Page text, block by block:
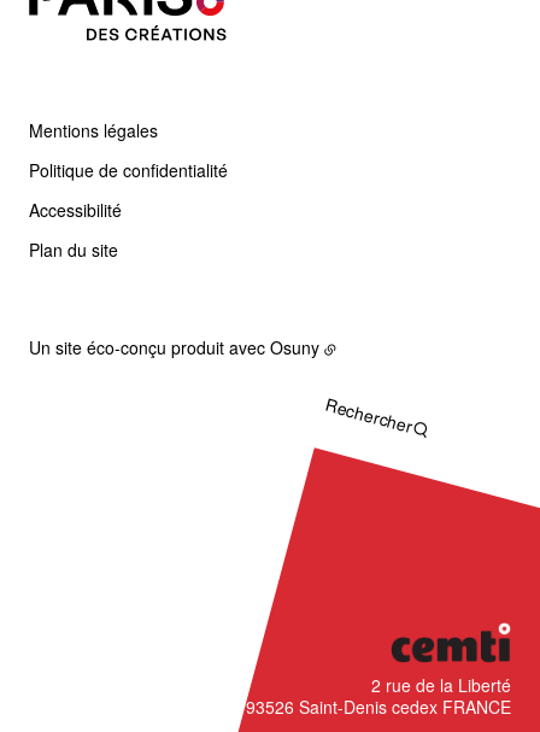
CÉMTI
2 rue de la Liberté
93526 Saint-Denis cedex FRANCE
Mentions légales
Politique de confidentialité
Accessibilité
Plan du site
Rechercher
Un site éco-conçu produit avec Osuny